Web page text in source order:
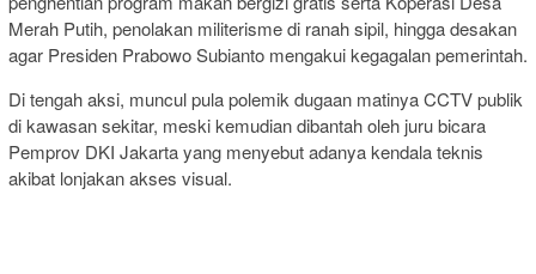
Merah Putih, penolakan militerisme di ranah sipil, hingga desakan
agar Presiden Prabowo Subianto mengakui kegagalan pemerintah.
Di tengah aksi, muncul pula polemik dugaan matinya CCTV publik
di kawasan sekitar, meski kemudian dibantah oleh juru bicara
Pemprov DKI Jakarta yang menyebut adanya kendala teknis
akibat lonjakan akses visual.